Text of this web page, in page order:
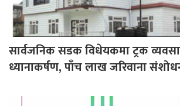
सार्वजनिक सडक विधेयकमा ट्रक
ध्यानाकर्षण, पाँच लाख जरिवाना